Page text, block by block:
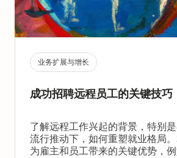
业务扩展与增长
成功招聘远程员工的关键技巧
了解远程工作兴起的背景，特别
流行推动下，如何重塑就业格局
为雇主和员工带来的关键优势，